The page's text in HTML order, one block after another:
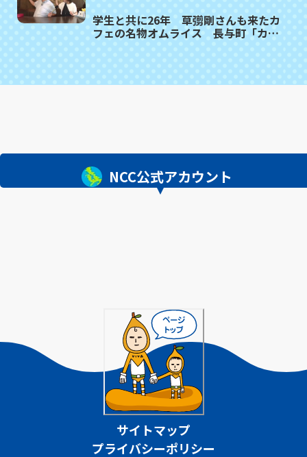
学生と共に26年 草彅剛さんも来たカ
フェの名物オムライス 長与町「カフ
NCC公式アカウント
サイトマップ
プライバシーポリシー